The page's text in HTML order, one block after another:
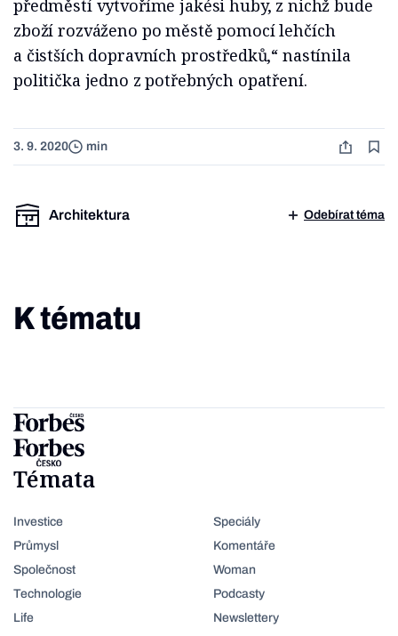
předměstí vytvoříme jakési huby, z nichž bude
zboží rozváženo po městě pomocí lehčích
a čistších dopravních prostředků,“ nastínila
politička jedno z potřebných opatření.
3. 9. 2020 min
Architektura Odebírat téma
K tématu
Témata
Investice
Průmysl
Společnost
Technologie
Life
Speciály
Komentáře
Woman
Podcasty
Newslettery